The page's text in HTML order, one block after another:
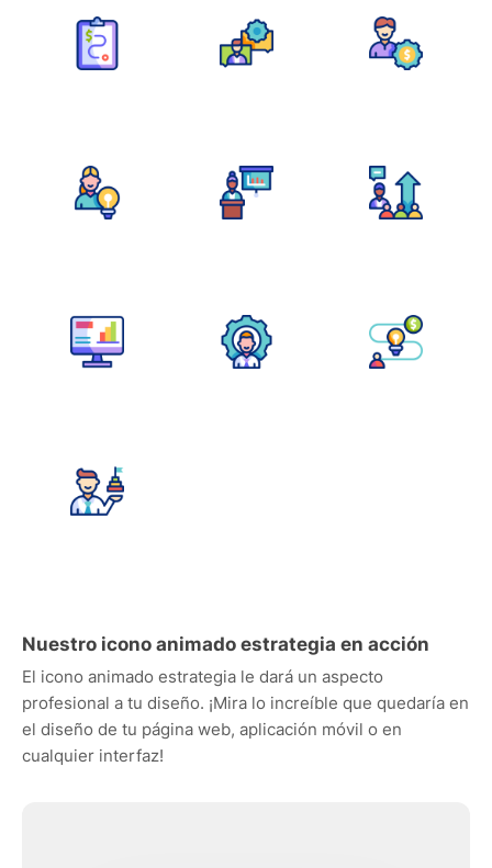
Nuestro icono animado estrategia en acción
El icono animado estrategia le dará un aspecto
profesional a tu diseño. ¡Mira lo increíble que quedaría en
el diseño de tu página web, aplicación móvil o en
cualquier interfaz!